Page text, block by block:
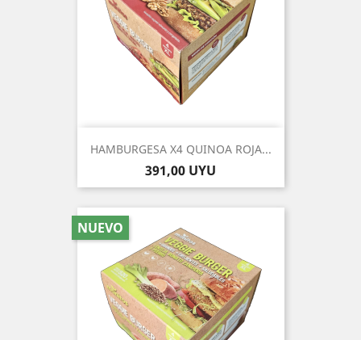
HAMBURGESA X4 QUINOA ROJA...
Precio
391,00 UYU
NUEVO